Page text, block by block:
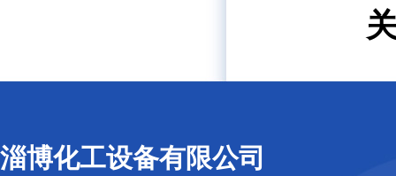
淄博化工设备有限公司